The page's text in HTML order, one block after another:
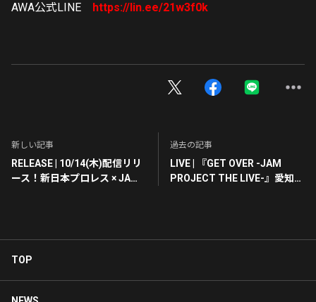
AWA公式LINE https://lin.ee/21w3f0k
新しい記事
RELEASE | 10/14(木)配信リリ
ース！新日本プロレス × JAM
過去の記事
LIVE | 『GET OVER -JAM
PROJECT THE LIVE-』愛知
TOP